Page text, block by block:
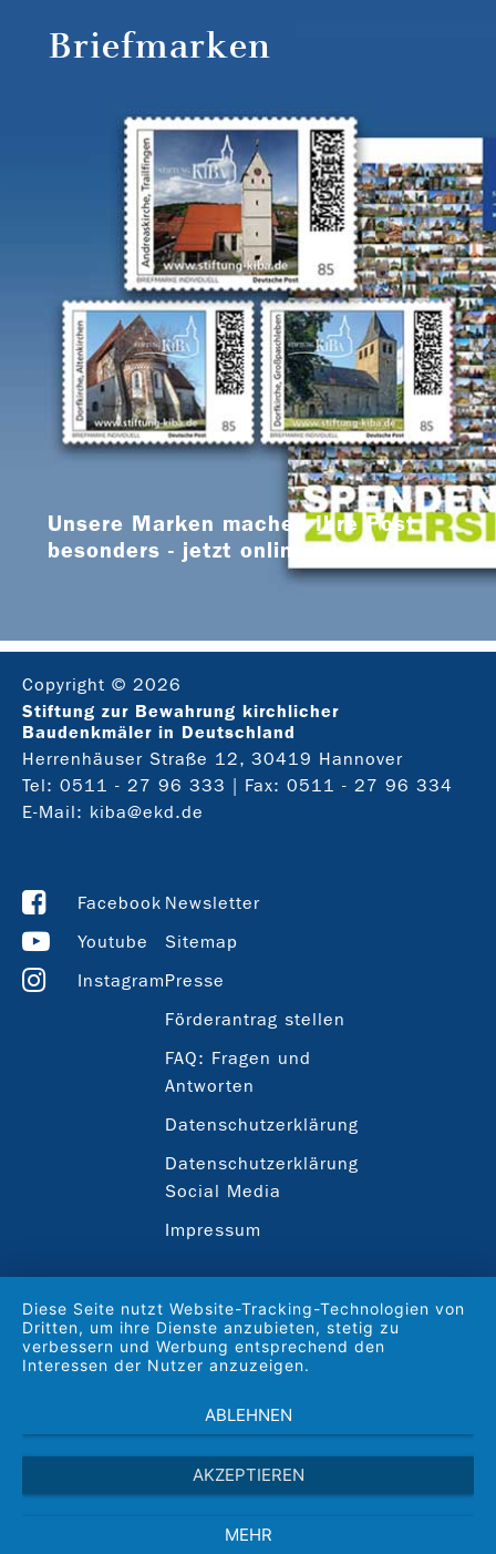
Briefmarken
Unsere Marken machen Ihre Post
besonders - jetzt online bestellen
Copyright © 2026
Stiftung zur Bewahrung kirchlicher
Baudenkmäler in Deutschland
Herrenhäuser Straße 12, 30419 Hannover
Tel: 0511 - 27 96 333
| Fax: 0511 - 27 96 334
E-Mail: kiba@ekd.de
Facebook
Youtube
Instagram
Newsletter
Sitemap
Presse
Förderantrag stellen
FAQ: Fragen und
Antworten
Datenschutzerklärung
Datenschutzerklärung
Social Media
Impressum
Diese Seite nutzt Website-Tracking-Technologien von
Dritten, um ihre Dienste anzubieten, stetig zu
verbessern und Werbung entsprechend den
Interessen der Nutzer anzuzeigen.
ABLEHNEN
AKZEPTIEREN
MEHR